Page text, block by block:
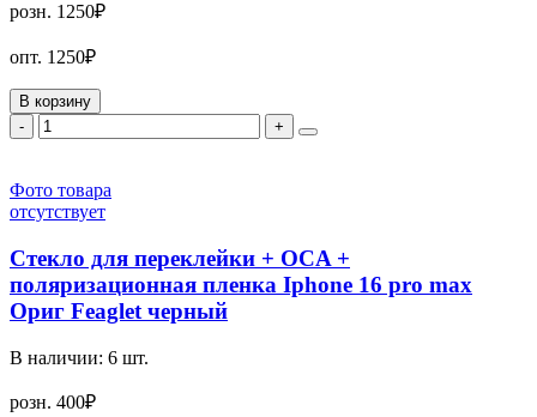
розн. 1250₽
опт. 1250₽
В корзину
-
+
Фото товара
отсутствует
Стекло для переклейки + OCA +
поляризационная пленка Iphone 16 pro max
Ориг Feaglet черный
В наличии: 6 шт.
розн. 400₽